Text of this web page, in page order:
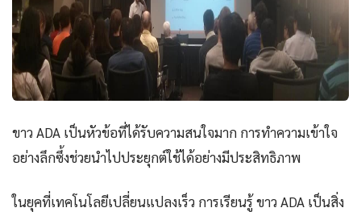
ขาว ADA เป็นหัวข้อที่ได้รับความสนใจมาก การทำความเข้าใจ
อย่างลึกซึ้งช่วยนำไปประยุกต์ใช้ได้อย่างมีประสิทธิภาพ
ในยุคที่เทคโนโลยีเปลี่ยนแปลงเร็ว การเรียนรู้ ขาว ADA เป็นสิ่ง